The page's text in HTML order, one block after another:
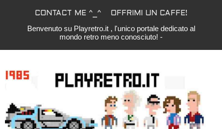
CONTACT ME ^_^ OFFRIMI UN CAFFE!
Benvenuto su Playretro.it , l'unico portale dedicato al
mondo retro meno conosciuto! -